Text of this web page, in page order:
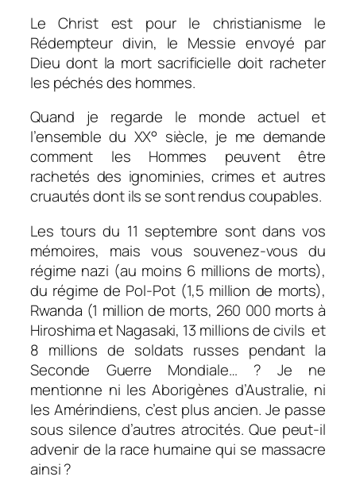
Le Christ est pour le christianisme le
Rédempteur divin, le Messie envoyé par
Dieu dont la mort sacrificielle doit racheter
les péchés des hommes.
Quand je regarde le monde actuel et
l’ensemble du XX° siècle, je me demande
comment les Hommes peuvent être
rachetés des ignominies, crimes et autres
cruautés dont ils se sont rendus coupables.
Les tours du 11 septembre sont dans vos
mémoires, mais vous souvenez-vous du
régime nazi (au moins 6 millions de morts),
du régime de Pol-Pot (1,5 million de morts),
Rwanda (1 million de morts, 260 000 morts à
Hiroshima et Nagasaki, 13 millions de civils et
8 millions de soldats russes pendant la
Seconde Guerre Mondiale… ? Je ne
mentionne ni les Aborigènes d’Australie, ni
les Amérindiens, c’est plus ancien. Je passe
sous silence d’autres atrocités. Que peut-il
advenir de la race humaine qui se massacre
ainsi ?